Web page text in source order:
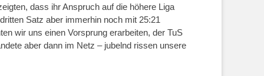
dass ihr Anspruch auf die höhere Liga
Satz aber immerhin noch mit 25:21
wir uns einen Vorsprung erarbeiten, der TuS
aber dann im Netz – jubelnd rissen unsere